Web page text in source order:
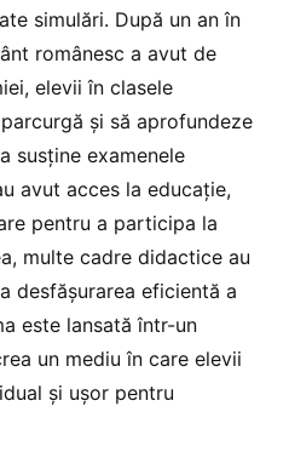
simulări. După un an în
românesc a avut de
elevii în clasele
și să aprofundeze
susține examenele
avut acces la educație,
pentru a participa la
multe cadre didactice au
desfășurarea eficientă a
este lansată într-un
un mediu în care elevii
și ușor pentru